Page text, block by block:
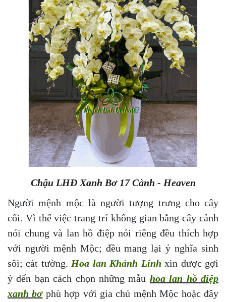
Chậu LHĐ Xanh Bơ 17 Cành - Heaven
Người mệnh mộc là người tượng trưng cho cây
cối. Vì thế việc trang trí không gian bằng cây cảnh
nói chung và lan hồ điệp nói riêng đều thích hợp
với người mệnh Mộc; đều mang lại ý nghĩa sinh
sôi; cát tường. Hoa lan Khánh Linh xin được gợi
ý đến bạn cách chọn những mẫu hoa lan hồ điệp
xanh bơphù hợp với gia chủ mệnh Mộc hoặc đây